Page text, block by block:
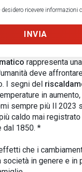
desidero ricevere informazioni
INVIA
rappresenta
deve
I segni del
in
sempre più Il 2023
caldo mai
dal 1850. *
che i
società in genere e in